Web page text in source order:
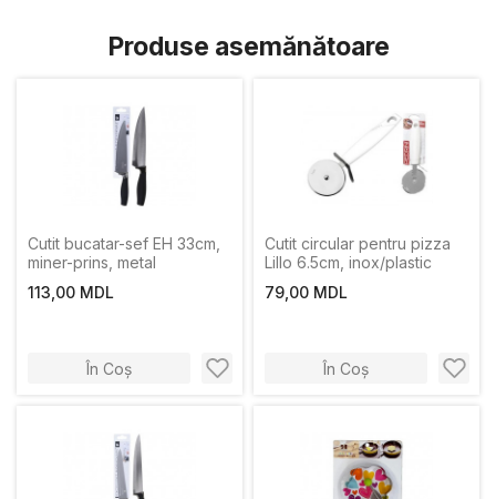
Produse asemănătoare
Cutit bucatar-sef EH 33cm,
miner-prins, metal
113,00 MDL
În Coș
Cutit circular pentru pizza
Lillo 6.5cm, inox/plastic
79,00 MDL
În Coș